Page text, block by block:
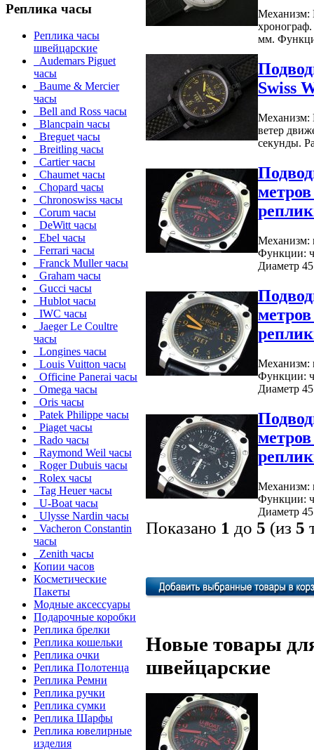
Реплика часы
Реплика часы
швейцарские
Audemars Piguet
часы
Baume & Mercier
часы
Bell and Ross часы
Blancpain часы
Breguet часы
Breitling часы
Cartier часы
Chaumet часы
Chopard часы
Chronoswiss часы
Corum часы
DeWitt часы
Ebel часы
Ferrari часы
Franck Muller часы
Graham часы
Gucci часы
Hublot часы
IWC часы
Jaeger Le Coultre
часы
Longines часы
Louis Vuitton часы
Officine Panerai часы
Omega часы
Oris часы
Patek Philippe часы
Piaget часы
Rado часы
Raymond Weil часы
Roger Dubuis часы
Rolex часы
Tag Heuer часы
U-Boat часы
Ulysse Nardin часы
Vacheron Constantin
часы
Zenith часы
Копии часов
Косметические
Пакеты
Модные аксессуары
Подарочные коробки
Реплика брелки
Реплика кошельки
Реплика очки
Реплика Полотенца
Реплика Ремни
Реплика ручки
Реплика сумки
Реплика Шарфы
Реплика ювелирные
изделия
Механизм:
мм.
Swiss
Механизм:
ветер
секунды.
Механизм:
Функции:
Диаметр
Механизм:
Функции:
Диаметр
Механизм:
Функции:
Диаметр
Показано 1 до 5 (из 5
Новые товары
швейцарские